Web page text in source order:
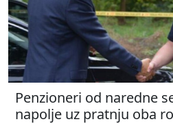
Penzioneri od naredne
napolje uz pratnju oba